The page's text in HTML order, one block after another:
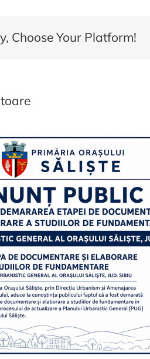
Choose Your Platform!